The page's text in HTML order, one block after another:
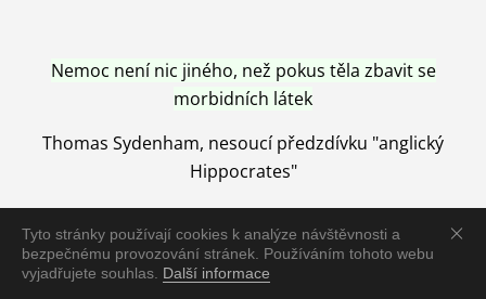
Tyto stránky používají cookies k analýze návštěvnosti a
bezpečnému provozování stránek. Používáním tohoto webu
vyjadřujete souhlas. Další informace
Nemoc není nic jiného, než pokus těla zbavit se
morbidních látek
Thomas Sydenham, nesoucí předzdívku "anglický
Hippocrates"
Nemoc je vyléčena jen pomocí Přírody, neutralizací a